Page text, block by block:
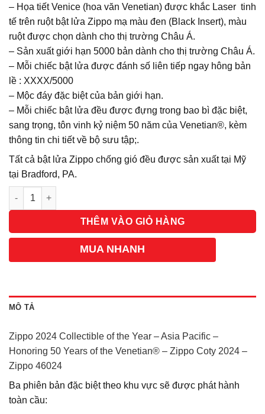
– Họa tiết Venice (hoa văn Venetian) được khắc Laser tinh
tế trên ruột bật lửa Zippo mạ màu đen (Black Insert), màu
ruột được chọn dành cho thị trường Châu Á.
– Sản xuất giới hạn 5000 bản dành cho thị trường Châu Á.
– Mỗi chiếc bật lửa được đánh số liên tiếp ngay hông bản
lề : XXXX/5000
– Mộc đáy đặc biệt của bản giới hạn.
– Mỗi chiếc bật lửa đều được đựng trong bao bì đặc biệt,
sang trọng, tôn vinh kỷ niệm 50 năm của Venetian®, kèm
thông tin chi tiết về bộ sưu tập;.
Tất cả bật lửa Zippo chống gió đều được sản xuất tại Mỹ
tại Bradford, PA.
Số lượng
THÊM VÀO GIỎ HÀNG
MUA NHANH
MÔ TẢ
Zippo 2024 Collectible of the Year – Asia Pacific –
Honoring 50 Years of the Venetian® – Zippo Coty 2024 –
Zippo 46024
Ba phiên bản đặc biệt theo khu vực sẽ được phát hành
toàn cầu: